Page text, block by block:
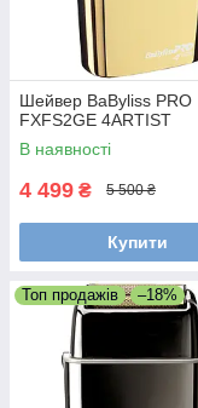
Шейвер BaByliss PRO
FXFS2GE 4ARTIST
В наявності
4 499 ₴ 5 500 ₴
Купити
Топ продажів –18%